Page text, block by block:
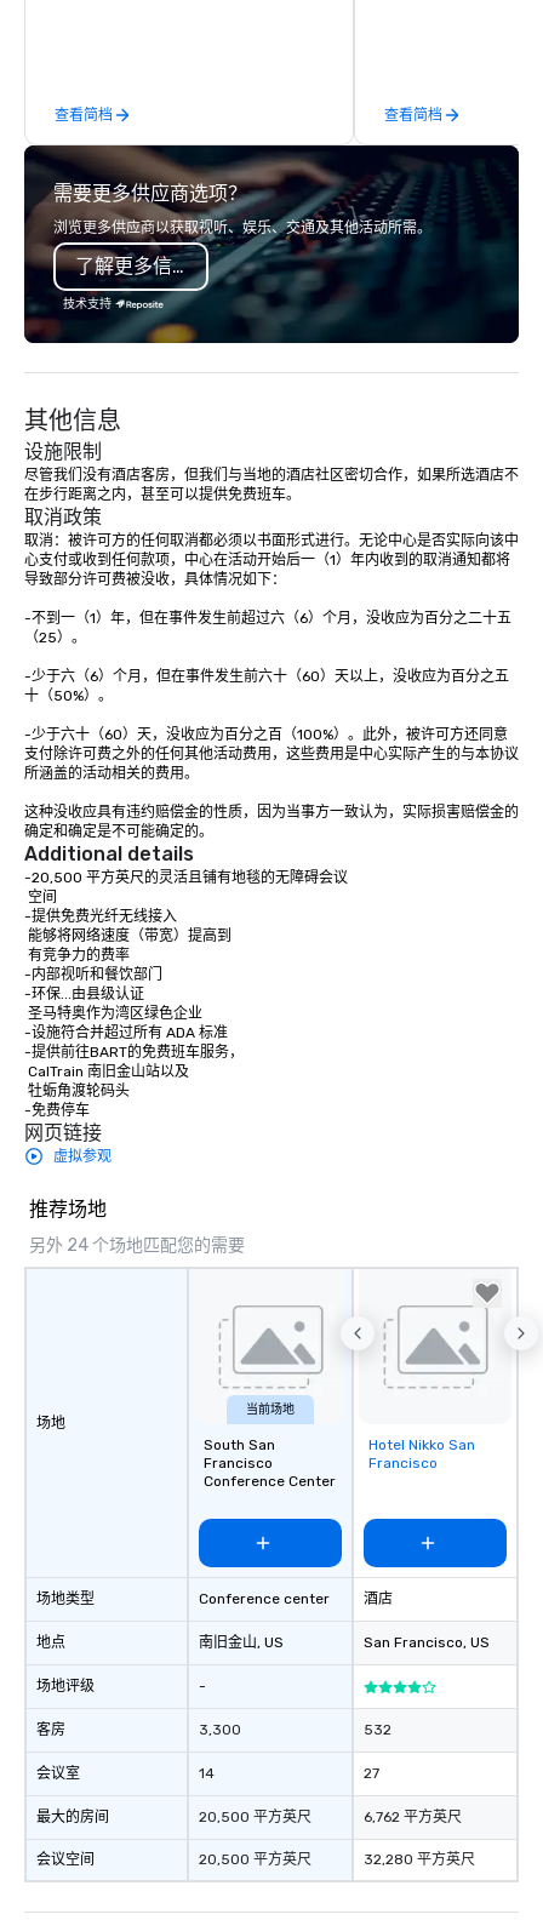
innovative events for your guests:
design. - Finally, we tie it all together
to create a branded, interactive
experience structured around your
vision and goals: deliver. - russell
harris EVENT GROUP is a certified
diversity company and committed
partner that will bring your vision for
your events to life. Listening is an
important skill that is often forgotten
in relationships, which is why it’s our
throughout all stages of the event
production process by listening to
your top objectives and goals and
then delivering on them. By utilizing
the most current trends in event
technology and our countless
resources in the industry, we will
event while staying within budget.
service include: o cmp event
managers o brand experiences &
activations o custom environmental
design o light design o audio visual &
sound o content strategy o business
theater production o production
design & management o contract
negotiations o registration
management o team building events o
trade show design and production o
international travel planning
查看简档 查看简档
需要更多供应商选项？
浏览更多供应商以获取视听、娱乐、交通及其他活动所需。
了解更多信息
技术支持
其他信息
设施限制
尽管我们没有酒店客房，但我们与当地的酒店社区密切合作，如果所选酒店不
在步行距离之内，甚至可以提供免费班车。
取消政策
取消：被许可方的任何取消都必须以书面形式进行。无论中心是否实际向该中
心支付或收到任何款项，中心在活动开始后一（1）年内收到的取消通知都将
导致部分许可费被没收，具体情况如下：
-不到一（1）年，但在事件发生前超过六（6）个月，没收应为百分之二十五
（25）。
-少于六（6）个月，但在事件发生前六十（60）天以上，没收应为百分之五
十（50%）。
-少于六十（60）天，没收应为百分之百（100%）。此外，被许可方还同意
支付除许可费之外的任何其他活动费用，这些费用是中心实际产生的与本协议
所涵盖的活动相关的费用。
这种没收应具有违约赔偿金的性质，因为当事方一致认为，实际损害赔偿金的
确定和确定是不可能确定的。
Additional details
-20,500 平方英尺的灵活且铺有地毯的无障碍会议
-提供免费光纤无线接入
-内部视听和餐饮部门
-环保...由县级认证
-设施符合并超过所有 ADA 标准
-提供前往BART的免费班车服务，
-免费停车
网页链接
虚拟参观
推荐场地
另外 24 个场地匹配您的需要
场地
场地类型
地点
场地评级
客房
会议室
最大的房间
会议空间
当前场地
South San
Francisco
Conference Center
Conference center
南旧金山, US
-
3,300
14
20,500 平方英尺
20,500 平方英尺
Removed from
favorites
Hotel Nikko San
Francisco
酒店
San Francisco, US
532
27
6,762 平方英尺
32,280 平方英尺